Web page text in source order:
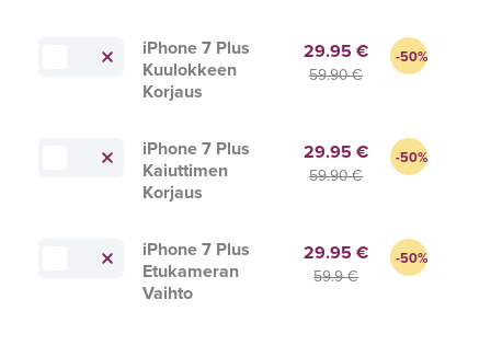
iPhone 7 Plus
Kuulokkeen
Korjaus
29.95 €
59.90 €
-50%
iPhone 7 Plus
Kaiuttimen
Korjaus
29.95 €
59.90 €
-50%
iPhone 7 Plus
Etukameran
Vaihto
29.95 €
59.9 €
-50%